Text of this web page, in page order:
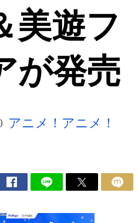
美遊フ
が発売
アニメ！アニメ！